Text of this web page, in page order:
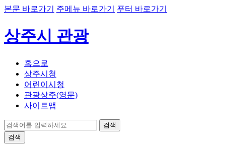
본문 바로가기 주메뉴 바로가기 푸터 바로가기
상주시 관광
홈으로
상주시청
어린이시청
관광상주(영문)
사이트맵
검색
검색